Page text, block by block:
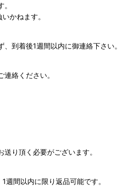
かねます。
到着後1週間以内に御連絡下さい。
絡ください。
り頂く必要がございます。
間以内に限り返品可能です。